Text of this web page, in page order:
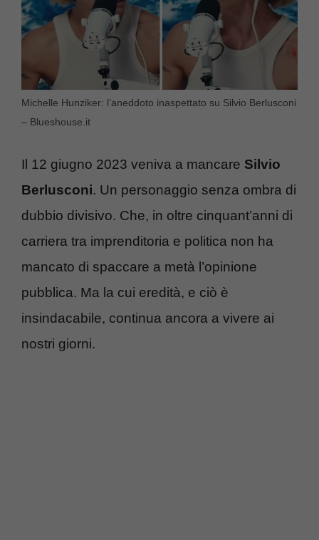
Michelle Hunziker: l’aneddoto inaspettato su Silvio Berlusconi
– Blueshouse.it
Il 12 giugno 2023 veniva a mancare Silvio
Berlusconi. Un personaggio senza ombra di
dubbio divisivo. Che, in oltre cinquant’anni di
carriera tra imprenditoria e politica non ha
mancato di spaccare a metà l’opinione
pubblica. Ma la cui eredità, e ciò è
insindacabile, continua ancora a vivere ai
nostri giorni.